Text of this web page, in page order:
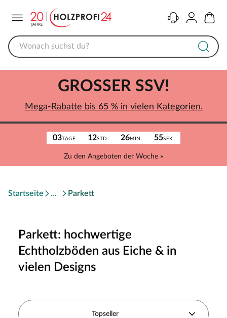
KontaktKonto
03TAGE 12STD. 26MIN. 55SEK.
Zu den Angeboten der Woche »
GROSSER SSV!
Mega-Rabatte bis 65 % in vielen Kategorien.
Startseite Parkett
Parkett: hochwertige
Echtholzböden aus Eiche & in
vielen Designs
Topseller